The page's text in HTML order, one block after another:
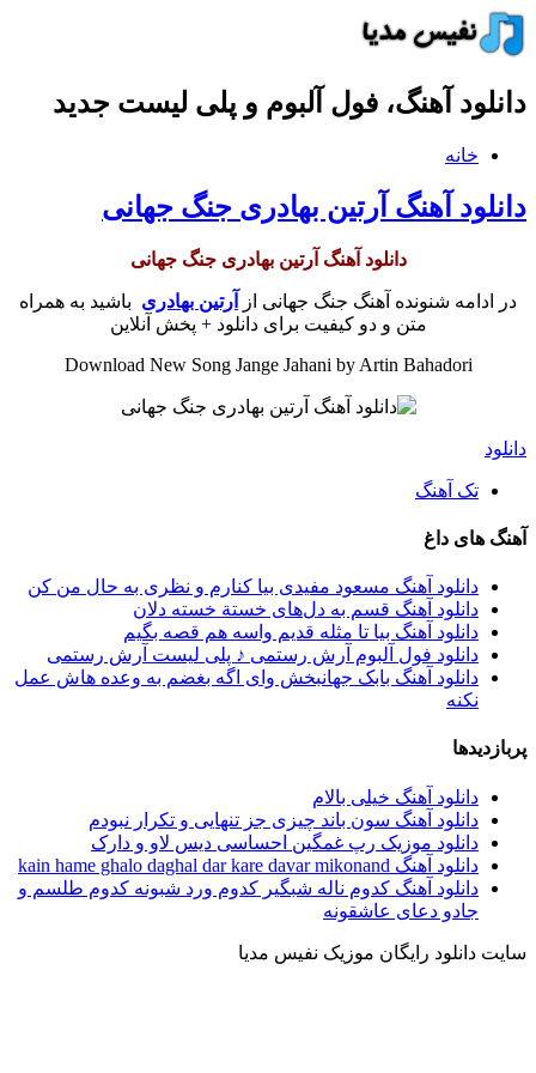
دانلود آهنگ، فول آلبوم و پلی لیست جدید
خانه
دانلود آهنگ آرتین بهادری جنگ جهانی
دانلود آهنگ آرتین بهادری جنگ جهانی
در ادامه شنونده آهنگ جنگ جهانی از آرتین بهادری باشید به همراه
متن و دو کیفیت برای دانلود + پخش آنلاین
Download New Song Jange Jahani by Artin Bahadori
دانلود
تک آهنگ
آهنگ های داغ
دانلود آهنگ مسعود مفیدی بیا کنارم و نظری به حال من کن
دانلود آهنگ قسم به دل‌های خستة خسته دلان
دانلود آهنگ بیا تا مثله قدیم واسه هم قصه بگیم
دانلود فول آلبوم آرش رستمى ♪ پلی لیست آرش رستمى
دانلود آهنگ بابک جهانبخش وای اگه بغضم به وعده هاش عمل
نکنه
پربازدیدها
دانلود آهنگ خیلی بالام
دانلود آهنگ سون باند چیزی جز تنهایی و تکرار نبودم
دانلود موزیک رپ غمگین احساسی دیس لاو و دارک
دانلود آهنگ kain hame ghalo daghal dar kare davar mikonand
دانلود آهنگ کدوم ناله شبگیر کدوم ورد شبونه کدوم طلسم و
جادو دعای عاشقونه
سایت دانلود رایگان موزیک نفیس مدیا